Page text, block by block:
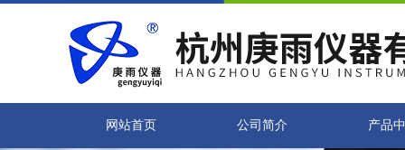
网站首页 公司简介 产品